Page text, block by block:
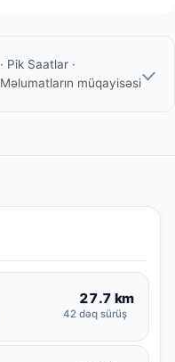
· Pik Saatlar ·
Məlumatların müqayisəsi
27.7 km
42 dəq sürüş